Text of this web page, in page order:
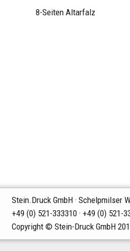
8-Seiten Altarfalz
Stein.Druck GmbH · Schelpmilser
+49 (0) 521-333310 · +49 (0) 521-
Copyright © Stein-Druck GmbH